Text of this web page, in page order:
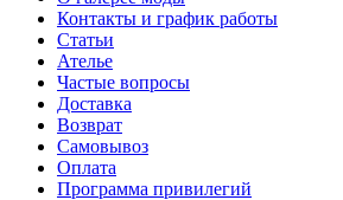
Контакты и график работы
Статьи
Ателье
Частые вопросы
Доставка
Возврат
Самовывоз
Оплата
Программа привилегий